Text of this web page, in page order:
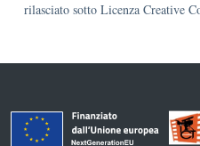
rilasciato sotto Licenza Creative